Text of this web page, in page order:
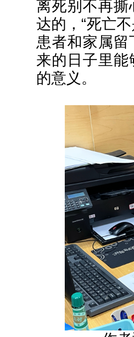
离死别不再
达的，“死亡
患者和家属
来的日子里
的意义。